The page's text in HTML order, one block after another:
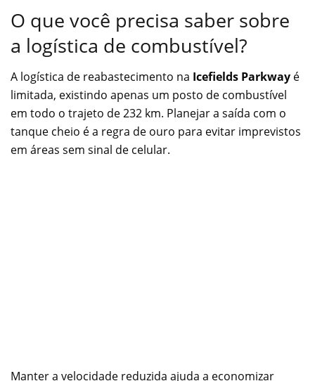
O que você precisa saber sobre
a logística de combustível?
A logística de reabastecimento na Icefields Parkway é
limitada, existindo apenas um posto de combustível
em todo o trajeto de 232 km. Planejar a saída com o
tanque cheio é a regra de ouro para evitar imprevistos
em áreas sem sinal de celular.
Manter a velocidade reduzida ajuda a economizar